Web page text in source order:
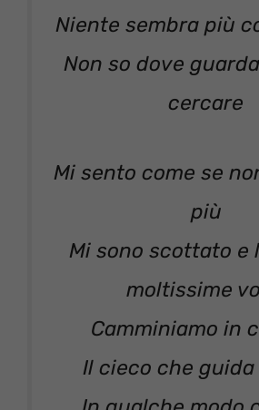
Niente sembra più
Non so dove
cercare
Mi sento come se
più
Mi sono scottato e
moltissime
Camminiamo in
Il cieco che